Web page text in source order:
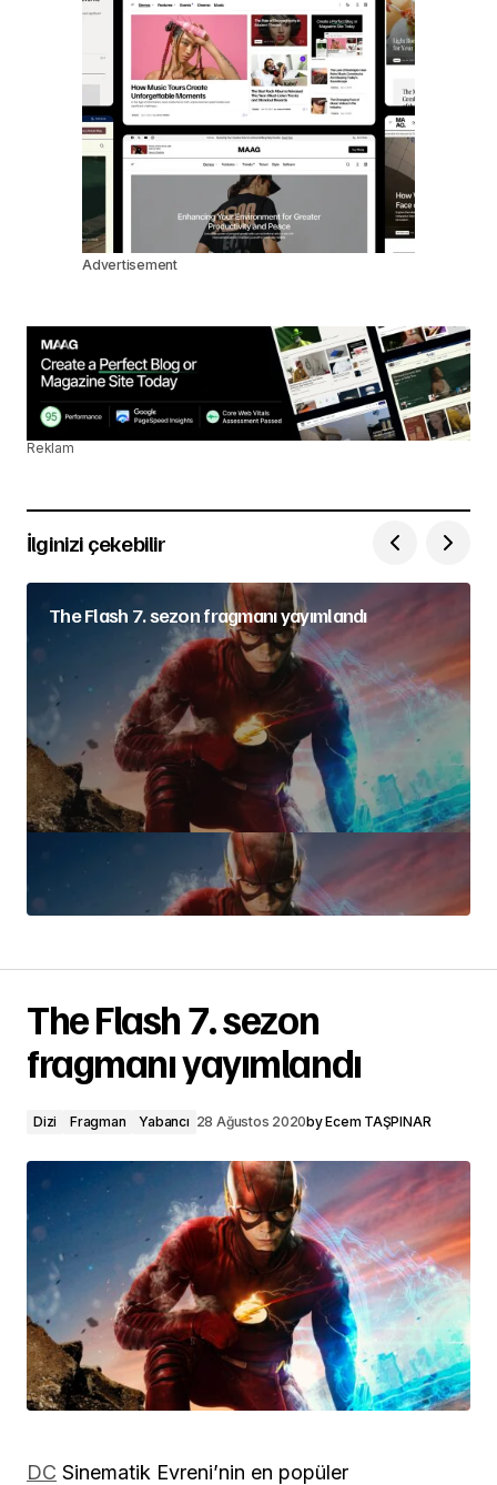
Advertisement
Reklam
İlginizi çekebilir
The Flash 7. sezon fragmanı yayımlandı
The Flash 7. sezon
fragmanı yayımlandı
Dizi Fragman Yabancı 28 Ağustos 2020byEcem TAŞPINAR
DC Sinematik Evreni’nin en popüler